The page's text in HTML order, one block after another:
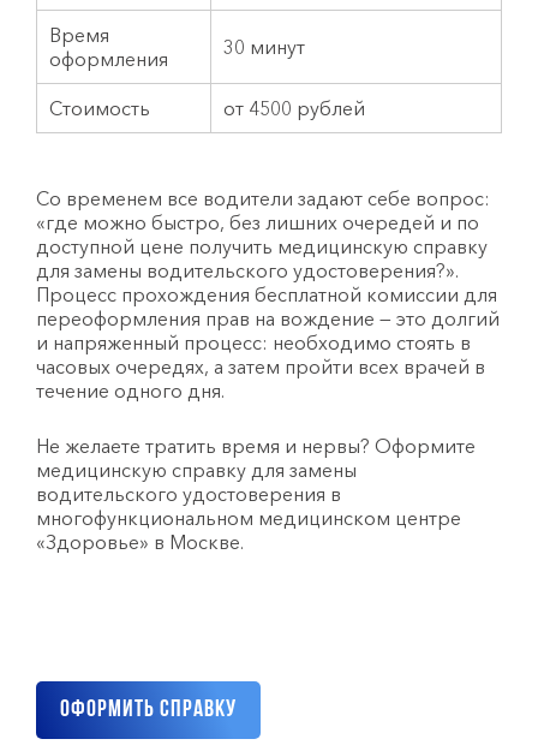
Время
оформления
30 минут
Стоимость от 4500 рублей
Со временем все водители задают себе вопрос:
«где можно быстро, без лишних очередей и по
доступной цене получить медицинскую справку
для замены водительского удостоверения?».
Процесс прохождения бесплатной комиссии для
переоформления прав на вождение — это долгий
и напряженный процесс: необходимо стоять в
часовых очередях, а затем пройти всех врачей в
течение одного дня.
Не желаете тратить время и нервы? Оформите
медицинскую справку для замены
водительского удостоверения в
многофункциональном медицинском центре
«Здоровье» в Москве.
Оформить справку